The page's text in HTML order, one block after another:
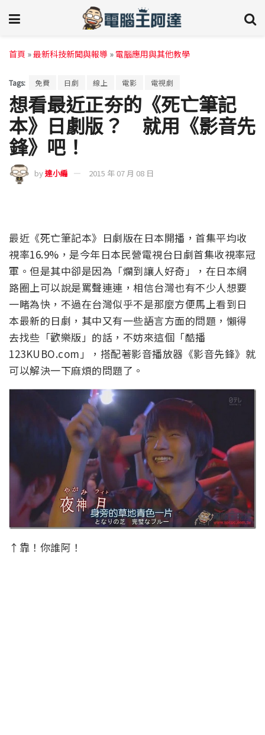
首頁 »最新科技新聞與報導 » 電腦應用與其他教學
Tags: 免費 日劇 線上 電影 電視劇
想看最近正夯的《死亡筆記
本》日劇版？ 就用《影音先
鋒》吧！
by達小編 2015 年 07 月 08 日
最近《死亡筆記本》日劇版在日本開播，首集平均收
視率16.9%，是今年日本民營電視台日劇首集收視率冠
軍。但是其中卻是因為「爛到讓人好奇」，在日本網
路圈上可以說是罵聲連連，相信台灣也有不少人想要
一睹為快，不過在台灣似乎不是那麼方便馬上看到日
本最新的日劇，其中又有一些語言方面的問題，懶得
去找些「歡樂版」的話，不妨來這個「酷播
123KUBO.com」，搭配著影音播放器《影音先鋒》就
可以解決一下麻煩的問題了。
↑靠！你誰阿！